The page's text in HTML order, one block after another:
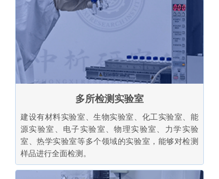
多所检测实验室
建设有材料实验室、生物实验室、化工实验室、能
源实验室、电子实验室、物理实验室、力学实验
室、热学实验室等多个领域的实验室，能够对检测
样品进行全面检测。